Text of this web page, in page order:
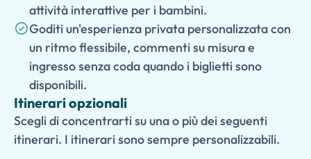
attività interattive per i bambini.
Goditi un'esperienza privata personalizzata con
un ritmo flessibile, commenti su misura e
ingresso senza coda quando i biglietti sono
disponibili.
Itinerari opzionali
Scegli di concentrarti su una o più dei seguenti
itinerari. I itinerari sono sempre personalizzabili.